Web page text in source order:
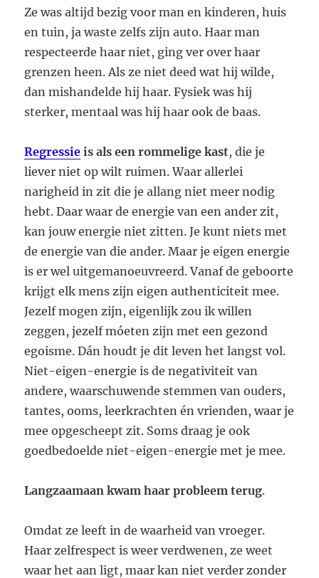
Ze was altijd bezig voor man en kinderen, huis
en tuin, ja waste zelfs zijn auto. Haar man
respecteerde haar niet, ging ver over haar
grenzen heen. Als ze niet deed wat hij wilde,
dan mishandelde hij haar. Fysiek was hij
sterker, mentaal was hij haar ook de baas.
Regressie is als een rommelige kast, die je
liever niet op wilt ruimen. Waar allerlei
narigheid in zit die je allang niet meer nodig
hebt. Daar waar de energie van een ander zit,
kan jouw energie niet zitten. Je kunt niets met
de energie van die ander. Maar je eigen energie
is er wel uitgemanoeuvreerd. Vanaf de geboorte
krijgt elk mens zijn eigen authenticiteit mee.
Jezelf mogen zijn, eigenlijk zou ik willen
zeggen, jezelf móeten zijn met een gezond
egoisme. Dán houdt je dit leven het langst vol.
Niet-eigen-energie is de negativiteit van
andere, waarschuwende stemmen van ouders,
tantes, ooms, leerkrachten én vrienden, waar je
mee opgescheept zit. Soms draag je ook
goedbedoelde niet-eigen-energie met je mee.
Langzaamaan kwam haar probleem terug.
Omdat ze leeft in de waarheid van vroeger.
Haar zelfrespect is weer verdwenen, ze weet
waar het aan ligt, maar kan niet verder zonder